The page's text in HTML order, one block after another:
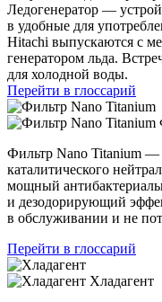
Ледогенератор —
в удобные для
Hitachi выпускаются с
генератором льда.
для холодной воды.
Перейти в глоссарий
Фильтр Nano Titanium —
каталитического
мощный
и дезодорирующий
в обслуживании и не
Перейти в глоссарий
Хладагент